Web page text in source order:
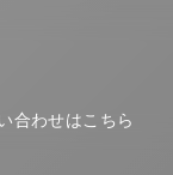
合わせはこちら